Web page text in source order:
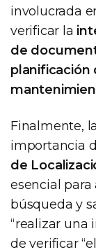
involucrada
verificar la
de
planificación
Finalmente, la
importancia
de
esencial para
búsqueda y
“realizar una
de verificar